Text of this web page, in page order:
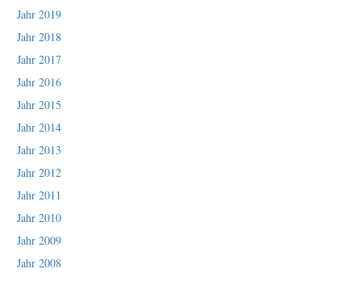
Jahr 2019
Jahr 2018
Jahr 2017
Jahr 2016
Jahr 2015
Jahr 2014
Jahr 2013
Jahr 2012
Jahr 2011
Jahr 2010
Jahr 2009
Jahr 2008